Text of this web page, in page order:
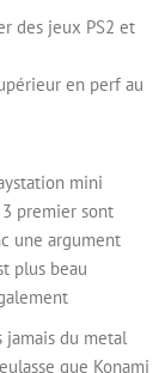
des jeux PS2 et
en perf au
mini
premier sont
une argument
plus beau
jamais du metal
que Konami